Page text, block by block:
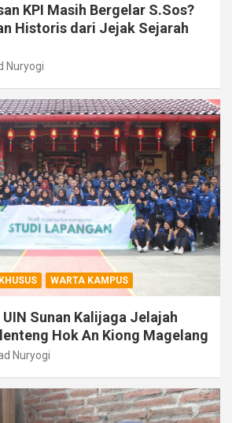
KPI Masih Bergelar S.Sos?
Historis dari Jejak Sejarah
Nuryogi
WARTA KAMPUS
UIN Sunan Kalijaga Jelajah
Hok An Kiong Magelang
Nuryogi